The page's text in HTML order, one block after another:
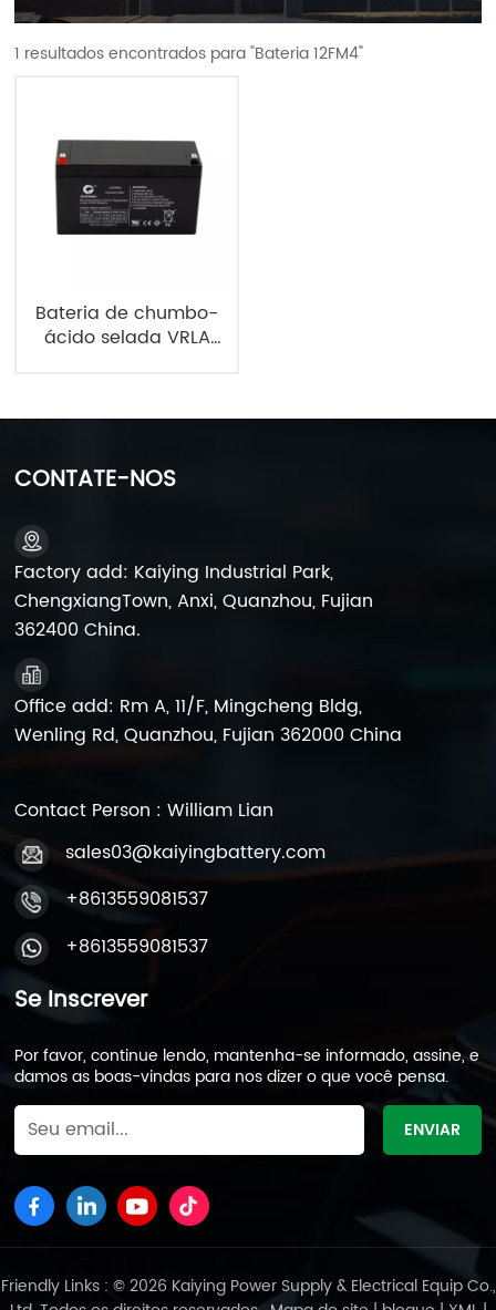
1 resultados encontrados para "Bateria 12FM4"
Bateria de chumbo-
ácido selada VRLA
CONTATE-NOS
Factory add: Kaiying Industrial Park,
ChengxiangTown, Anxi, Quanzhou, Fujian
362400 China.
Office add: Rm A, 11/F, Mingcheng Bldg,
Wenling Rd, Quanzhou, Fujian 362000 China
Contact Person : William Lian
sales03@kaiyingbattery.com
+8613559081537
+8613559081537
Se Inscrever
Por favor, continue lendo, mantenha-se informado, assine, e
damos as boas-vindas para nos dizer o que você pensa.
Friendly Links : © 2026 Kaiying Power Supply & Electrical Equip Co.,